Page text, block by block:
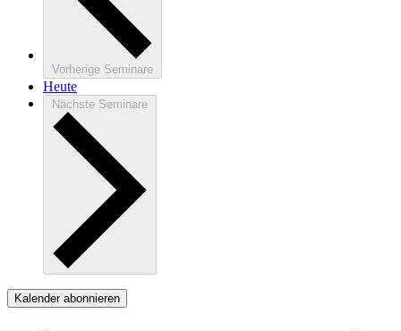
Vorherige Seminare
Heute
Nächste Seminare
Kalender abonnieren